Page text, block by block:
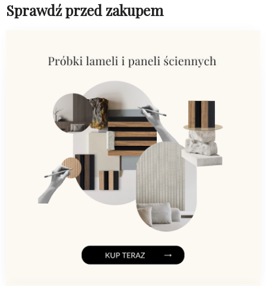
Sprawdź przed zakupem